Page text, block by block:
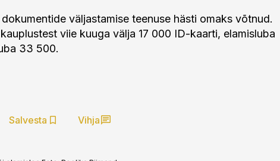
väljastamise teenuse hästi omaks võtnud.
viie kuuga välja 17 000 ID-kaarti, elamisluba
33 500.
Salvesta Vihja